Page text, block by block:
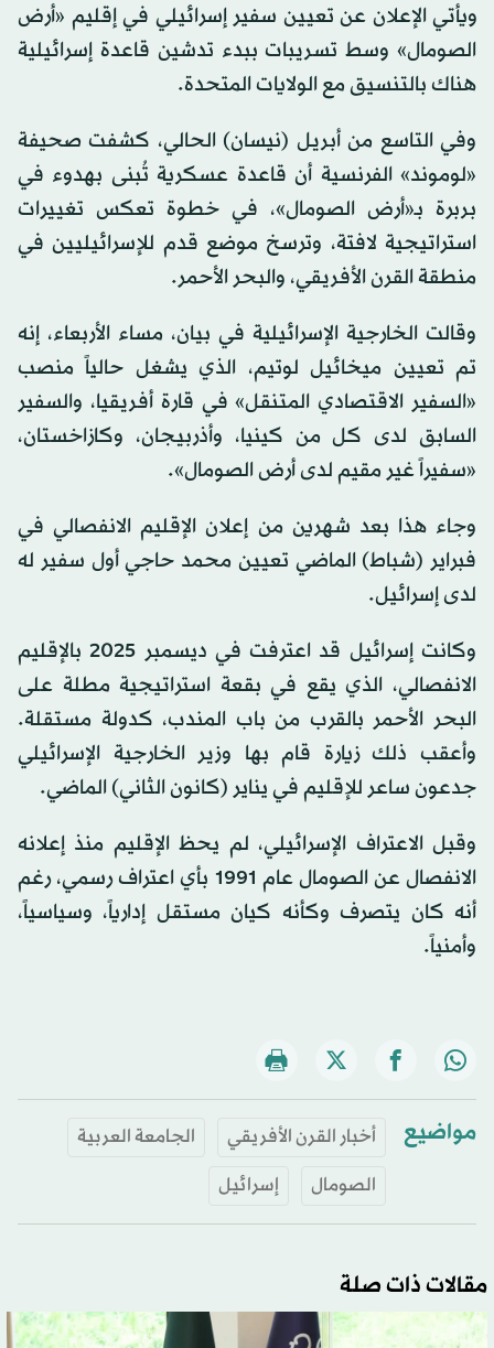
ويأتي الإعلان عن تعيين سفير إسرائيلي في إقليم «أرض
الصومال» وسط تسريبات ببدء تدشين قاعدة إسرائيلية
هناك بالتنسيق مع الولايات المتحدة.
وفي التاسع من أبريل (نيسان) الحالي، كشفت صحيفة
«لوموند» الفرنسية أن قاعدة عسكرية تُبنى بهدوء في
بربرة بـ«أرض الصومال»، في خطوة تعكس تغييرات
استراتيجية لافتة، وترسخ موضع قدم للإسرائيليين في
منطقة القرن الأفريقي، والبحر الأحمر.
وقالت الخارجية الإسرائيلية في بيان، مساء الأربعاء، إنه
تم تعيين ميخائيل لوتيم، الذي يشغل حالياً منصب
«السفير الاقتصادي المتنقل» في قارة أفريقيا، والسفير
السابق لدى كل من كينيا، وأذربيجان، وكازاخستان،
«سفيراً غير مقيم لدى أرض الصومال».
وجاء هذا بعد شهرين من إعلان الإقليم الانفصالي في
فبراير (شباط) الماضي تعيين محمد حاجي أول سفير له
لدى إسرائيل.
وكانت إسرائيل قد اعترفت في ديسمبر 2025 بالإقليم
الانفصالي، الذي يقع في بقعة استراتيجية مطلة على
البحر الأحمر بالقرب من باب المندب، كدولة مستقلة.
وأعقب ذلك زيارة قام بها وزير الخارجية الإسرائيلي
جدعون ساعر للإقليم في يناير (كانون الثاني) الماضي.
وقبل الاعتراف الإسرائيلي، لم يحظ الإقليم منذ إعلانه
الانفصال عن الصومال عام 1991 بأي اعتراف رسمي، رغم
أنه كان يتصرف وكأنه كيان مستقل إدارياً، وسياسياً،
وأمنياً.
مواضيع أخبار القرن الأفريقي
الجامعة العربية
الصومال
إسرائيل
مقالات ذات صلة